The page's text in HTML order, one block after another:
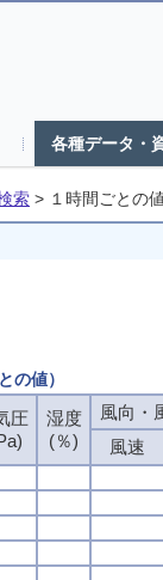
各種データ・
索 > １時間ごとの
値）
圧
湿度
(％)
風向・
風速